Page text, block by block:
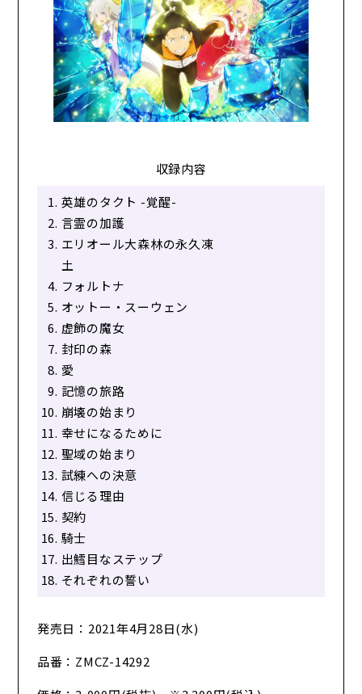
収録内容
英雄のタクト -覚醒-
言霊の加護
エリオール大森林の永久凍
土
フォルトナ
オットー・スーウェン
虚飾の魔女
封印の森
愛
記憶の旅路
崩壊の始まり
幸せになるために
聖域の始まり
試練への決意
信じる理由
契約
騎士
出鱈目なステップ
それぞれの誓い
発売日：2021年4月28日(水)
品番：ZMCZ-14292